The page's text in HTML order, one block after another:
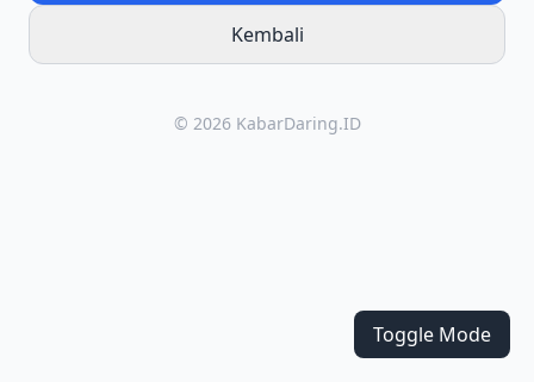
Kembali
© 2026 KabarDaring.ID
Toggle Mode